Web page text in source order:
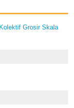
Grosir Skala